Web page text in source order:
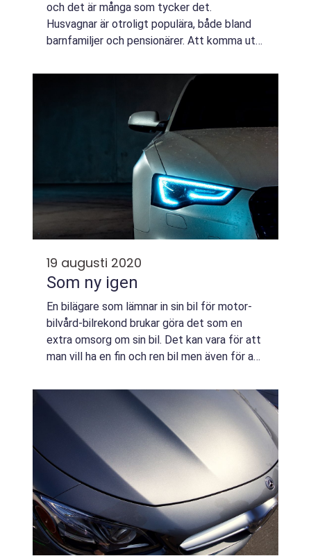
och det är många som tycker det.
Husvagnar är otroligt populära, både bland
barnfamiljer och pensionärer. Att komma ut
stanna så länge man vill på varje plats ger
19 augusti 2020
Som ny igen
En bilägare som lämnar in sin bil för motor-
bilvård-bilrekond brukar göra det som en
extra omsorg om sin bil. Det kan vara för att
man vill ha en fin och ren bil men även för att
och bättre livslängd. Kans...